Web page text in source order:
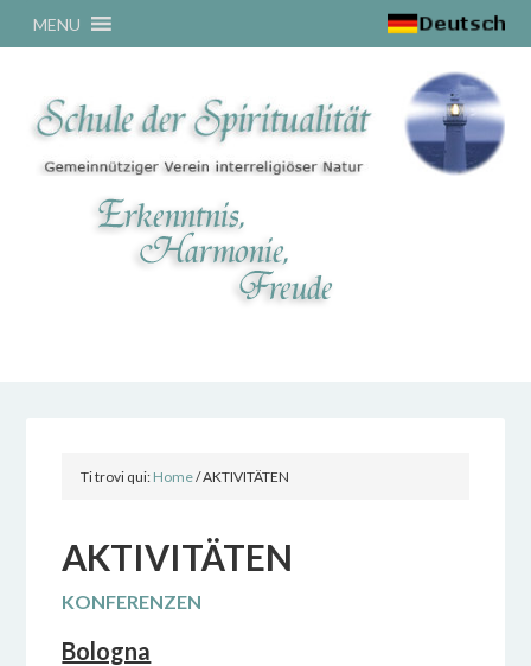
MENU
Ti trovi qui: Home/AKTIVITÄTEN
AKTIVITÄTEN
KONFERENZEN
Bologna